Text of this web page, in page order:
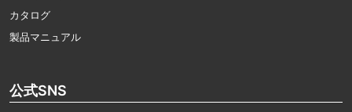
カタログ
製品マニュアル
公式SNS